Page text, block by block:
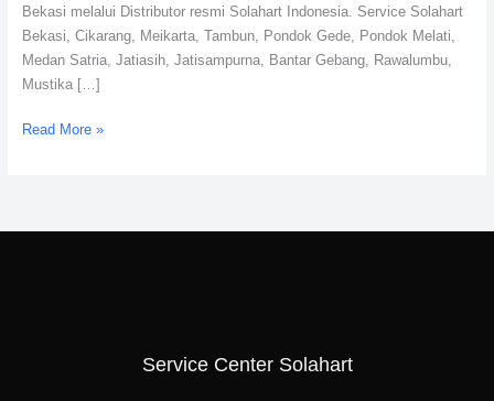
Bekasi melalui Distributor resmi Solahart Indonesia. Service Solahart
Bekasi, Cikarang, Meikarta, Tambun, Pondok Gede, Pondok Melati,
Medan Satria, Jatiasih, Jatisampurna, Bantar Gebang, Rawalumbu,
Mustika […]
Read More »
Service Center Solahart